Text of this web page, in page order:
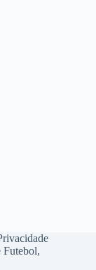
Futebol,